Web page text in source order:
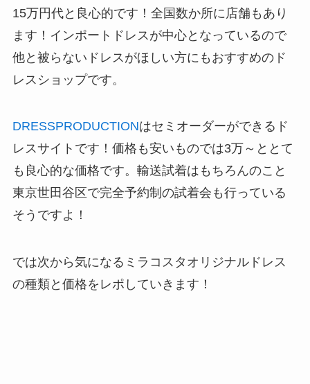
15万円代と良心的です！全国数か所に店舗もあり
ます！インポートドレスが中心となっているので
他と被らないドレスがほしい方にもおすすめのド
レスショップです。
DRESSPRODUCTIONはセミオーダーができるド
レスサイトです！価格も安いものでは3万～ととて
も良心的な価格です。輸送試着はもちろんのこと
東京世田谷区で完全予約制の試着会も行っている
そうですよ！
では次から気になるミラコスタオリジナルドレス
の種類と価格をレポしていきます！